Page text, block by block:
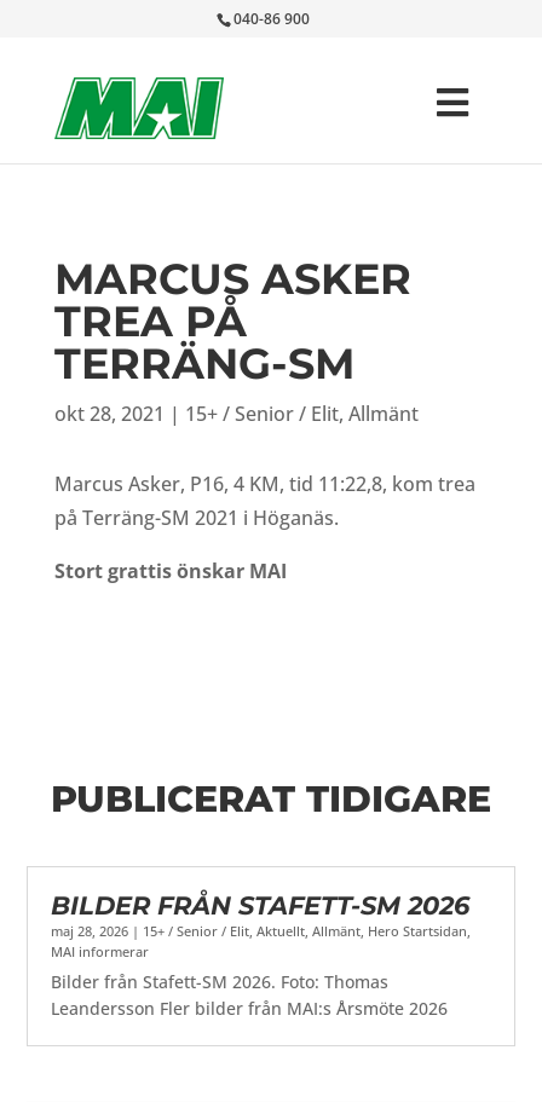
040-86 900
MARCUS ASKER
TREA PÅ
TERRÄNG-SM
okt 28, 2021 | 15+ / Senior / Elit, Allmänt
Marcus Asker, P16, 4 KM, tid 11:22,8, kom trea
på Terräng-SM 2021 i Höganäs.
Stort grattis önskar MAI
PUBLICERAT TIDIGARE
BILDER FRÅN STAFETT-SM 2026
maj 28, 2026 | 15+ / Senior / Elit,Aktuellt,Allmänt, Hero Startsidan,
MAI informerar
Bilder från Stafett-SM 2026. Foto: Thomas
Leandersson Fler bilder från MAI:s Årsmöte 2026